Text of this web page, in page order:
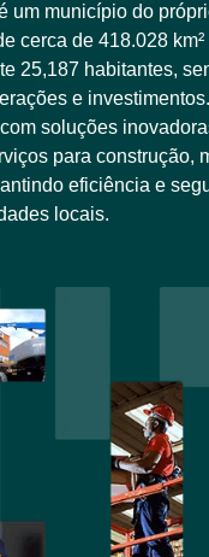
um município do
cerca de 418.028
25,187 habitantes,
e
soluções
para construção,
eficiência e
locais.